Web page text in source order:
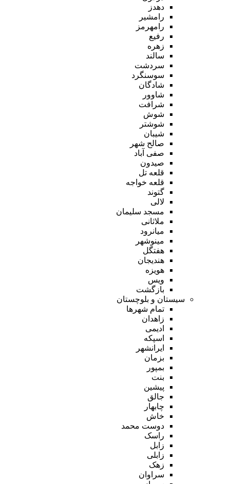
دهدز
رامشیر
رامهرمز
رفیع
زهره
سالند
سردشت
سوسنگرد
شادگان
شاوور
شرافت
شوش
شوشتر
شیبان
صالح شهر
صفی آباد
صیدون
قلعه تل
قلعه خواجه
گتوند
لالی
مسجد سلیمان
ملاثانی
میانرود
مینوشهر
هفتگل
هندیجان
هویزه
ویس
بازگشت
سیستان و بلوچستان
تمام شهر‌ها
زاهدان
ادیمی
اسپکه
ایرانشهر
بزمان
بمپور
بنت
پیشین
جالق
چابهار
خاش
دوست محمد
راسک
زابل
زابلی
زهک
سراوان